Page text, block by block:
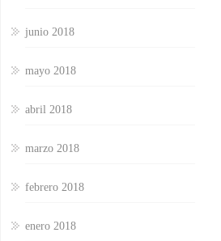
junio 2018
mayo 2018
abril 2018
marzo 2018
febrero 2018
enero 2018